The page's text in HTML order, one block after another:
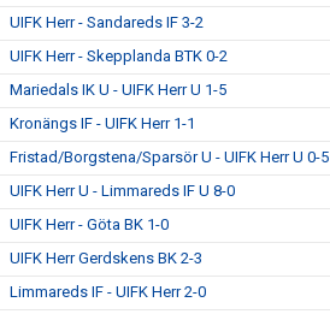
UIFK Herr - Sandareds IF 3-2
UIFK Herr - Skepplanda BTK 0-2
Mariedals IK U - UIFK Herr U 1-5
Kronängs IF - UIFK Herr 1-1
Fristad/Borgstena/Sparsör U - UIFK Herr U 0-5
UIFK Herr U - Limmareds IF U 8-0
UIFK Herr - Göta BK 1-0
UIFK Herr Gerdskens BK 2-3
Limmareds IF - UIFK Herr 2-0